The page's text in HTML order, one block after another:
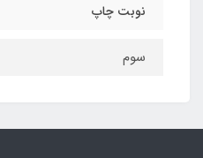
نوبت چاپ
سوم